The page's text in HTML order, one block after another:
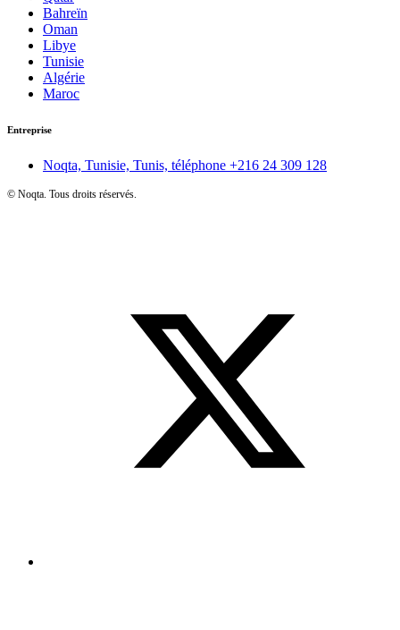
Bahreïn
Oman
Libye
Tunisie
Algérie
Maroc
Entreprise
Noqta, Tunisie, Tunis, téléphone +216 24 309 128
© Noqta. Tous droits réservés.